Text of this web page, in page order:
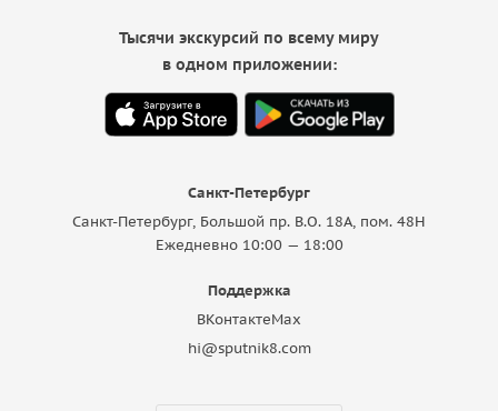
Санкт-Петербург
Санкт-Петербург, Большой пр. В.О. 18A, пом. 48Н
Ежедневно 10:00 — 18:00
Поддержка
ВКонтактеMax
hi@sputnik8.com
Тысячи экскурсий по всему миру
в одном приложении: